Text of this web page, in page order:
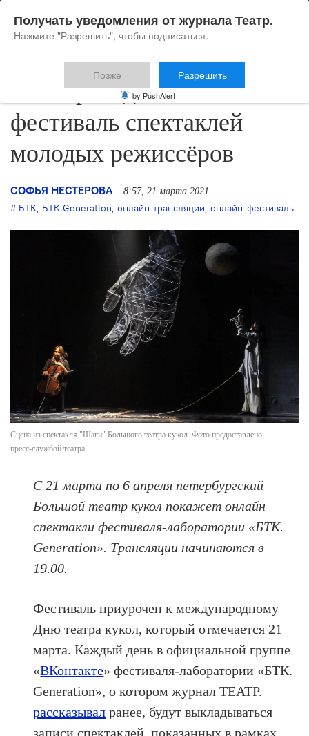
БТК проведёт онлайн-
фестиваль спектаклей
молодых режиссёров
СОФЬЯ НЕСТЕРОВА 8:57, 21 марта 2021
БТК, БТК.Generation, онлайн-трансляции, онлайн-фестиваль
Сцена из спектакля "Шаги" Большого театра кукол. Фото предоставлено
пресс-службой театра.
С 21 марта по 6 апреля петербургский
Большой театр кукол покажет онлайн
спектакли фестиваля-лаборатории «БТК.
Generation». Трансляции начинаются в
19.00.
Фестиваль приурочен к международному
Дню театра кукол, который отмечается 21
марта. Каждый день в официальной группе
«ВКонтакте» фестиваля-лаборатории «БТК.
Generation», о котором журнал ТЕАТР.
рассказывал ранее, будут выкладываться
записи спектаклей, показанных в рамках
Получать уведомления от журнала Театр.
Нажмите "Разрешить", чтобы подписаться.
Позже Разрешить
by PushAlert